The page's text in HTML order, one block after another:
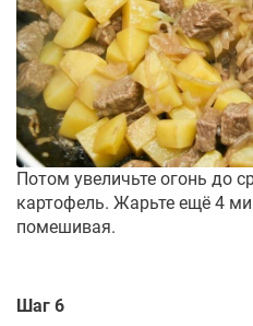
Потом увеличьте огонь до
картофель. Жарьте ещё 4
помешивая.
Шаг 6